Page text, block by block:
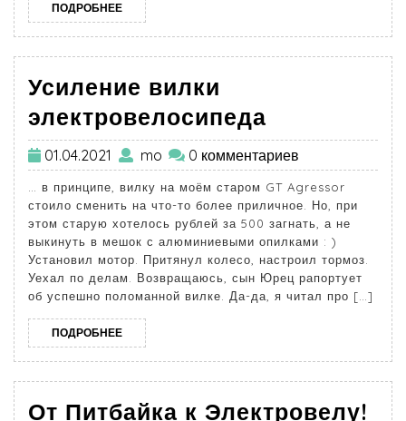
ПОДРОБНЕЕ
Усиление вилки
электровелосипеда
01.04.2021 mo 0 комментариев
… в принципе, вилку на моём старом GT Agressor
стоило сменить на что-то более приличное. Но, при
этом старую хотелось рублей за 500 загнать, а не
выкинуть в мешок с алюминиевыми опилками : )
Установил мотор. Притянул колесо, настроил тормоз.
Уехал по делам. Возвращаюсь, сын Юрец рапортует
об успешно поломанной вилке. Да-да, я читал про […]
ПОДРОБНЕЕ
От Питбайка к Электровелу!